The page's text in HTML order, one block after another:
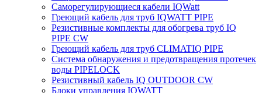
Саморегулирующиеся кабели IQWatt
Греющий кабель для труб IQWATT PIPE
Резистивные комплекты для обогрева труб IQ
PIPE CW
Греющий кабель для труб CLIMATIQ PIPE
Система обнаружения и предотвращения протечек
воды PIPELOCK
Резистивный кабель IQ OUTDOOR CW
Блоки управления IQWATT